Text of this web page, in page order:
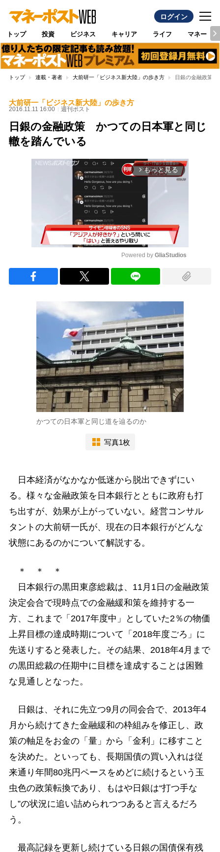
ログイン
トップ 投資 ビジネス キャリア ライフ マネー
トップ 連載・著者 大前研一「ビジネス新大陸」の歩き方 日銀の金融政策
大前研一「ビジネス新大陸」の歩き方
2016.11.11 16:00 週刊ポスト
日銀の金融政策 かつての日本軍と同じ
轍を踏んでいる
arrow_forward_ios もっと見る
Powered by GliaStudios
かつての日本軍と同じ道を辿るのか
写真1枚
日本経済がなかなか低迷から脱出できずにい
る。様々な金融政策を日本銀行とともに政府も打
ち出すが、効果が上がっていない。経営コンサル
タントの大前研一氏が、現在の日本銀行がどんな
状態にあるのかについて解説する。
＊ ＊ ＊
日本銀行の黒田東彦総裁は、11月1日の金融政策
決定会合で現時点での金融緩和策を維持する一
方、これまで「2017年度中」としていた2％の物価
上昇目標の達成時期について「2018年度ごろ」に
先送りすると発表した。その結果、2018年4月まで
の黒田総裁の任期中に目標を達成することは困難
な見通しとなった。
日銀は、それに先立つ9月の同会合で、2013年4
月から続けてきた金融緩和の枠組みを修正し、政
策の軸足をお金の「量」から「金利」に移すこと
を決めた。といっても、長期国債の買い入れは従
来通り年間80兆円ペースをめどに続けるという玉
虫色の政策転換であり、もはや日銀は“打つ手な
し”の状況に追い詰められつつあると言えるだろ
う。
最高記録を更新し続けている日銀の国債保有残